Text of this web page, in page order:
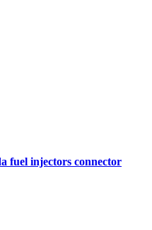
fuel injectors connector